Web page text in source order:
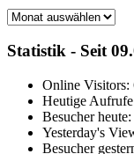
Archiv
Statistik - Seit
Online Visitors:
Heutige
Besucher heute:
Yesterday's
Besucher